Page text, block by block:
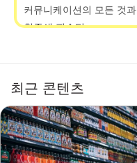
커뮤니케이션의 모든 것과
취준생 필수팁
최근 콘텐츠